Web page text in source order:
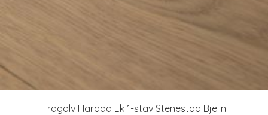
Trägolv Härdad Ek 1-stav Stenestad Bjelin